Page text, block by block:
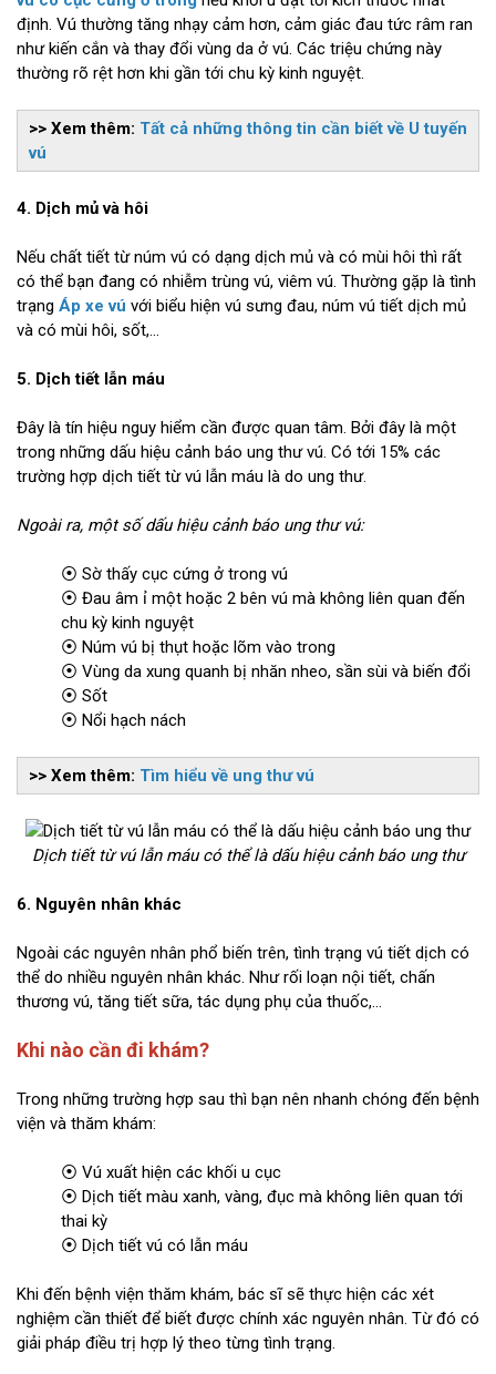
định. Vú thường tăng nhạy cảm hơn, cảm giác đau tức râm ran
như kiến cắn và thay đổi vùng da ở vú. Các triệu chứng này
thường rõ rệt hơn khi gần tới chu kỳ kinh nguyệt.
>> Xem thêm: Tất cả những thông tin cần biết về U tuyến
vú
4. Dịch mủ và hôi
Nếu chất tiết từ núm vú có dạng dịch mủ và có mùi hôi thì rất
có thể bạn đang có nhiễm trùng vú, viêm vú. Thường gặp là tình
trạng Áp xe vú với biểu hiện vú sưng đau, núm vú tiết dịch mủ
và có mùi hôi, sốt,…
5. Dịch tiết lẫn máu
Đây là tín hiệu nguy hiểm cần được quan tâm. Bởi đây là một
trong những dấu hiệu cảnh báo ung thư vú. Có tới 15% các
trường hợp dịch tiết từ vú lẫn máu là do ung thư.
Ngoài ra, một số dấu hiệu cảnh báo ung thư vú:
⦿ Sờ thấy cục cứng ở trong vú
⦿ Đau âm ỉ một hoặc 2 bên vú mà không liên quan đến
chu kỳ kinh nguyệt
⦿ Núm vú bị thụt hoặc lõm vào trong
⦿ Vùng da xung quanh bị nhăn nheo, sần sùi và biến đổi
⦿ Sốt
⦿ Nổi hạch nách
>> Xem thêm: Tìm hiểu về ung thư vú
Dịch tiết từ vú lẫn máu có thể là dấu hiệu cảnh báo ung thư
6. Nguyên nhân khác
Ngoài các nguyên nhân phổ biến trên, tình trạng vú tiết dịch có
thể do nhiều nguyên nhân khác. Như rối loạn nội tiết, chấn
thương vú, tăng tiết sữa, tác dụng phụ của thuốc,…
Khi nào cần đi khám?
Trong những trường hợp sau thì bạn nên nhanh chóng đến bệnh
viện và thăm khám:
⦿ Vú xuất hiện các khối u cục
⦿ Dịch tiết màu xanh, vàng, đục mà không liên quan tới
thai kỳ
⦿ Dịch tiết vú có lẫn máu
Khi đến bệnh viện thăm khám, bác sĩ sẽ thực hiện các xét
nghiệm cần thiết để biết được chính xác nguyên nhân. Từ đó có
giải pháp điều trị hợp lý theo từng tình trạng.